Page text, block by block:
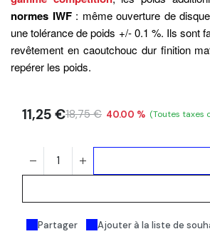
normes IWF: même ouverture de
une tolérance de poids +/- 0.1 %. Ils sont
revêtement en caoutchouc dur finition
repérer les poids.
Partager Ajouter à la liste de
11,25 €18,75€ (Toutes taxes
40.00 %